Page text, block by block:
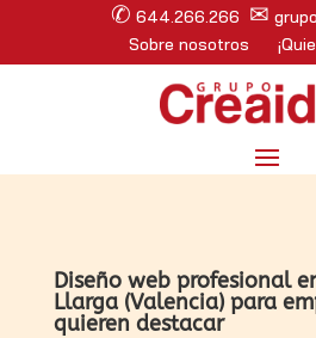
✆ 644.266.266 ✉
Sobre nosotros
Diseño web profesional
Llarga (Valencia) para
quieren destacar